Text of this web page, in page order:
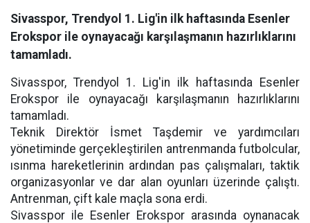
Sivasspor, Trendyol 1. Lig'in ilk haftasında Esenler
Erokspor ile oynayacağı karşılaşmanın hazırlıklarını
tamamladı.
Sivasspor, Trendyol 1. Lig'in ilk haftasında Esenler
Erokspor ile oynayacağı karşılaşmanın hazırlıklarını
tamamladı.
Teknik Direktör İsmet Taşdemir ve yardımcıları
yönetiminde gerçekleştirilen antrenmanda futbolcular,
ısınma hareketlerinin ardından pas çalışmaları, taktik
organizasyonlar ve dar alan oyunları üzerinde çalıştı.
Antrenman, çift kale maçla sona erdi.
Sivasspor ile Esenler Erokspor arasında oynanacak